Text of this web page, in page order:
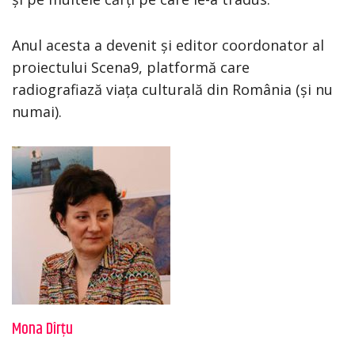
Anul acesta a devenit și editor coordonator al
proiectului Scena9, platformă care
radiografiază viața culturală din România (și nu
numai).
Mona Dîrțu